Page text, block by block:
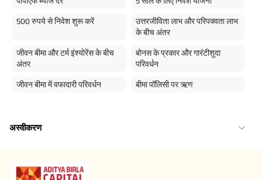
500 रुपये से निवेश शुरू करें
उत्तरजीविता लाभ और परिपक्वता लाभ
के बीच अंतर
जीवन बीमा और टर्म इंश्योरेंस के बीच
अंतर
बोनस के प्रकार और गारंटीशुदा
परिवर्धन
जीवन बीमा में वफादारी परिवर्धन बीमा पॉलिसी पर ऋण
अस्वीकरण